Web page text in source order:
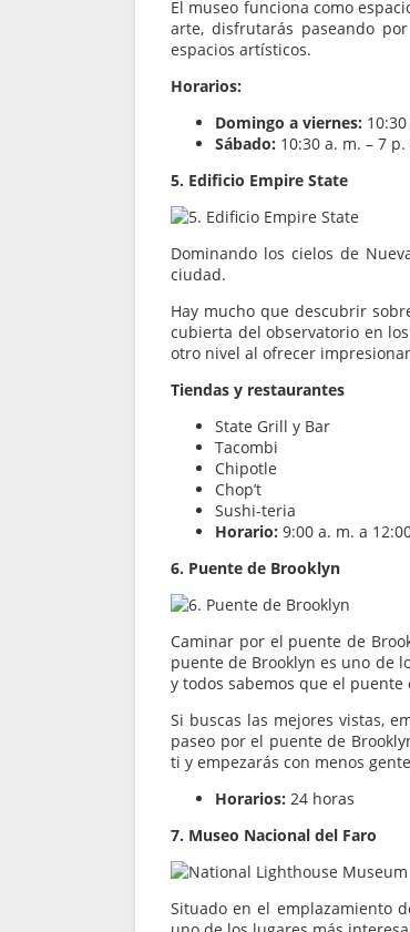
El museo funciona como
arte, disfrutarás paseando
espacios artísticos.
Horarios:
Domingo a viernes:
Sábado: 10:30 a. m. – 7 p.
5. Edificio Empire State
Dominando los cielos de
ciudad.
Hay mucho que descubrir
cubierta del observatorio en
otro nivel al ofrecer
Tiendas y restaurantes
State Grill y Bar
Tacombi
Chipotle
Chop’t
Sushi-teria
Horario: 9:00 a. m. a
6. Puente de Brooklyn
Caminar por el puente de
puente de Brooklyn es uno de
y todos sabemos que el
Si buscas las mejores vistas,
paseo por el puente de
ti y empezarás con menos
Horarios: 24 horas
7. Museo Nacional del Faro
Situado en el emplazamiento